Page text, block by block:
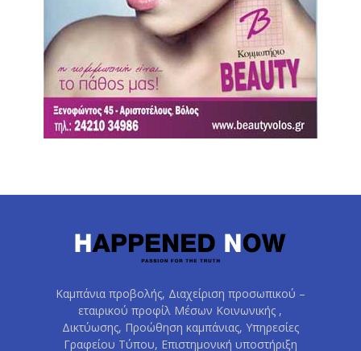
Καμπάνια προβολής, Διαχείριση προσωπικού –
εταιρικού προφίλ Μέσων Κοινωνικής ,
Δικτύωσης, Προώθηση καμπάνιας, Υπηρεσίες
Γραφείου Τύπου, Επιστημονική υποστήριξη